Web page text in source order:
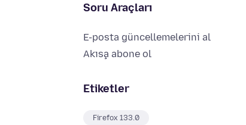
Soru Araçları
E-posta güncellemelerini al
Akışa abone ol
Etiketler
Firefox 133.0